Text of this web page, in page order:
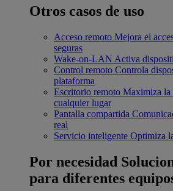
Otros casos de uso
Acceso remoto Mejora el
seguras
Wake-on-LAN Activa
Control remoto Controla
plataforma
Escritorio remoto Maximiza la
cualquier lugar
Pantalla compartida
real
Servicio inteligente Optimiza
Por necesidad
para diferentes